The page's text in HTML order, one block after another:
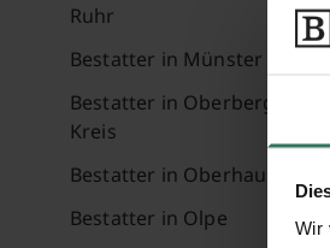
Wir
Ruhr
Bestatter in Münster
Bestatter in Oberbergischer
Kreis
Bestatter in Oberhausen
Bestatter in Olpe